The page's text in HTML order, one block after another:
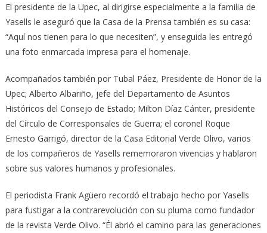
El presidente de la Upec, al dirigirse especialmente a la familia de
Yasells le aseguró que la Casa de la Prensa también es su casa:
“Aquí nos tienen para lo que necesiten”, y enseguida les entregó
una foto enmarcada impresa para el homenaje.
Acompañados también por Tubal Páez, Presidente de Honor de la
Upec; Alberto Albariño, jefe del Departamento de Asuntos
Históricos del Consejo de Estado; Milton Díaz Cánter, presidente
del Círculo de Corresponsales de Guerra; el coronel Roque
Ernesto Garrigó, director de la Casa Editorial Verde Olivo, varios
de los compañeros de Yasells rememoraron vivencias y hablaron
sobre sus valores humanos y profesionales.
El periodista Frank Agüero recordó el trabajo hecho por Yasells
para fustigar a la contrarevolución con su pluma como fundador
de la revista Verde Olivo. “Él abrió el camino para las generaciones